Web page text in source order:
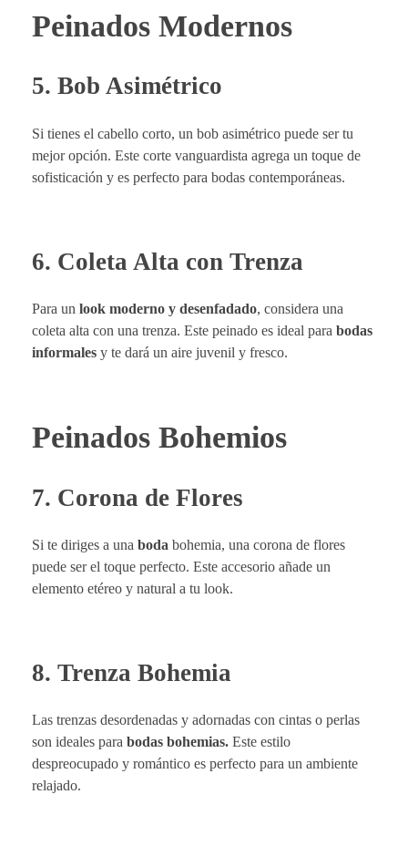
Peinados Modernos
5. Bob Asimétrico
Si tienes el cabello corto, un bob asimétrico puede ser tu
mejor opción. Este corte vanguardista agrega un toque de
sofisticación y es perfecto para bodas contemporáneas.
6. Coleta Alta con Trenza
Para un look moderno y desenfadado, considera una
coleta alta con una trenza. Este peinado es ideal para bodas
informales y te dará un aire juvenil y fresco.
Peinados Bohemios
7. Corona de Flores
Si te diriges a una boda bohemia, una corona de flores
puede ser el toque perfecto. Este accesorio añade un
elemento etéreo y natural a tu look.
8. Trenza Bohemia
Las trenzas desordenadas y adornadas con cintas o perlas
son ideales para bodas bohemias. Este estilo
despreocupado y romántico es perfecto para un ambiente
relajado.